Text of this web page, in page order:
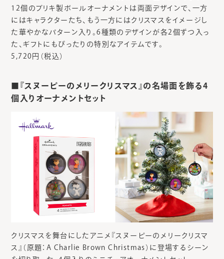
12個のブリキ製ボールオーナメントは両面デザインで、一方
にはキャラクターたち、もう一方にはクリスマスをイメージし
た華やかなパターン入り。6種類のデザインが各2個ずつ入っ
た、ギフトにもぴったりの特別なアイテムです。
5,720円（税込）
■『スヌーピーのメリークリスマス』の名場面を飾る4
個入りオーナメントセット
クリスマスを舞台にしたアニメ『スヌーピーのメリークリスマ
ス』（原題：A Charlie Brown Christmas）に登場するシーン